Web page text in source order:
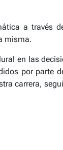
a través
misma.
en las
por parte
carrera,